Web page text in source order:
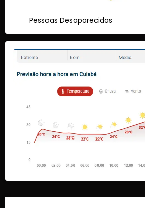
Pessoas Desaparecidas